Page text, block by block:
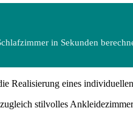
in Sekunden
eines
stilvolles